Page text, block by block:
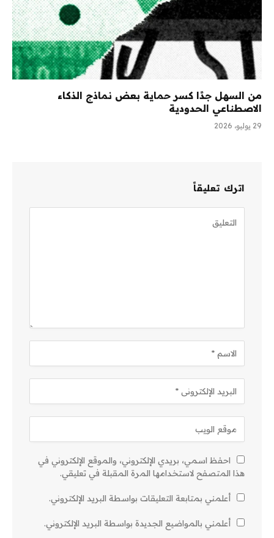
من السهل جدًا كسر حماية بعض نماذج الذكاء
الاصطناعي الحدودية
29 يوليو، 2026
اترك تعليقاً
احفظ اسمي، بريدي الإلكتروني، والموقع الإلكتروني في
هذا المتصفح لاستخدامها المرة المقبلة في تعليقي.
أعلمني بمتابعة التعليقات بواسطة البريد الإلكتروني.
أعلمني بالمواضيع الجديدة بواسطة البريد الإلكتروني.